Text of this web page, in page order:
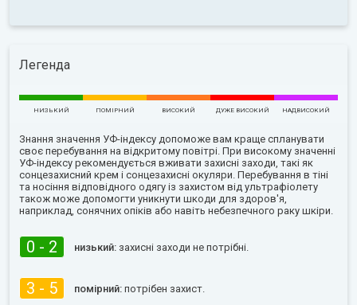
Легенда
НИЗЬКИЙ ПОМІРНИЙ ВИСОКИЙ ДУЖЕ ВИСОКИЙ НАДВИСОКИЙ
Знання значення УФ-індексу допоможе вам краще спланувати
своє перебування на відкритому повітрі. При високому значенні
УФ-індексу рекомендується вживати захисні заходи, такі як
сонцезахисний крем і сонцезахисні окуляри. Перебування в тіні
та носіння відповідного одягу із захистом від ультрафіолету
також може допомогти уникнути шкоди для здоров'я,
наприклад, сонячних опіків або навіть небезпечного раку шкіри.
0 - 2 низький: захисні заходи не потрібні.
3 - 5 помірний: потрібен захист.